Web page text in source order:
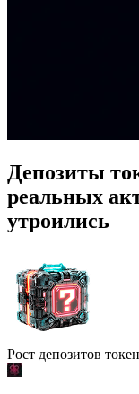
Депозиты
реальных
утроились
Рост депозитов